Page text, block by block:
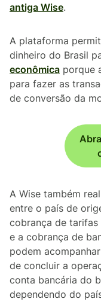
antiga Wise.
A plataforma
dinheiro do Brasil
econômica porque
para fazer as
de conversão da
A Wise também
entre o país de
cobrança de tarifas
e a cobrança de
podem
de concluir a
conta bancária do
dependendo do